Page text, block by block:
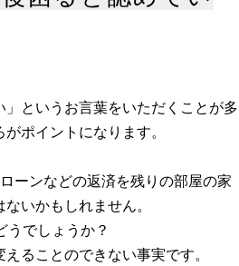
というお言葉をいただくことが多
ポイントになります。
ーンなどの返済を残りの部屋の家
いかもしれません。
うでしょうか？
ることのできない事実です。